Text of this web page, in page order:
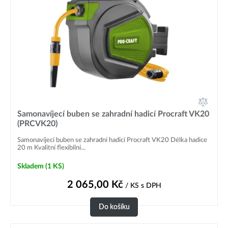
Samonavíjecí buben se zahradní hadicí Procraft VK20
(PRCVK20)
Samonavíjecí buben se zahradní hadicí Procraft VK20 Délka hadice
20 m Kvalitní flexibilní...
Skladem (1 KS)
2 065,00 Kč/ KS s DPH
Do košíku